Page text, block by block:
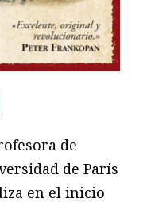
de
de París
en el inicio